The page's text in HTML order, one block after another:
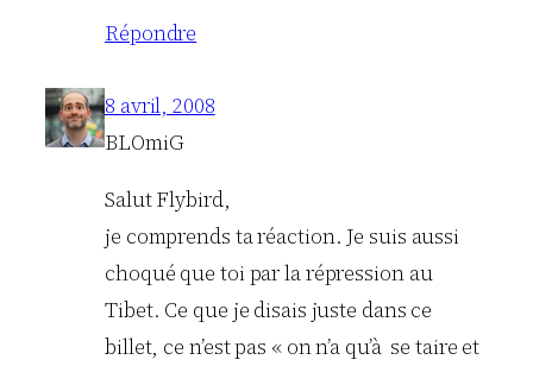
Répondre
8 avril, 2008
BLOmiG
Salut Flybird,
je comprends ta réaction. Je suis aussi
choqué que toi par la répression au
Tibet. Ce que je disais juste dans ce
billet, ce n’est pas « on n’a qu’à se taire et